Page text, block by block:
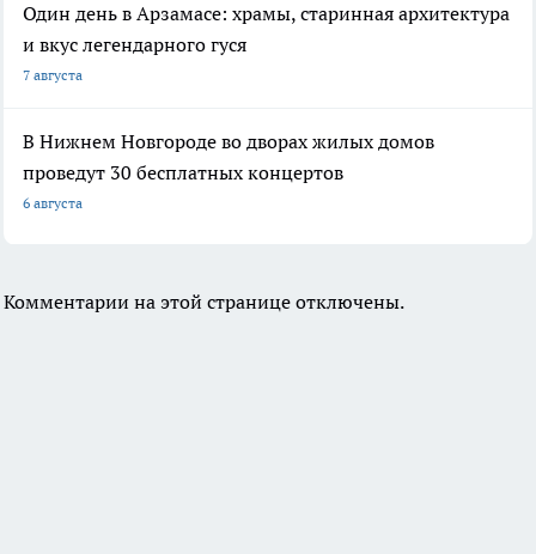
Один день в Арзамасе: храмы, старинная архитектура
и вкус легендарного гуся
7 августа
В Нижнем Новгороде во дворах жилых домов
проведут 30 бесплатных концертов
6 августа
Комментарии на этой странице отключены.